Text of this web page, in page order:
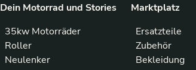
Dein Motorrad und Stories
35kw Motorräder
Roller
Neulenker
Marktplatz
Ersatzteile
Zubehör
Bekleidung